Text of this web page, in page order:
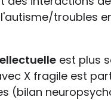
troubles
est plus
X fragile est
(bilan